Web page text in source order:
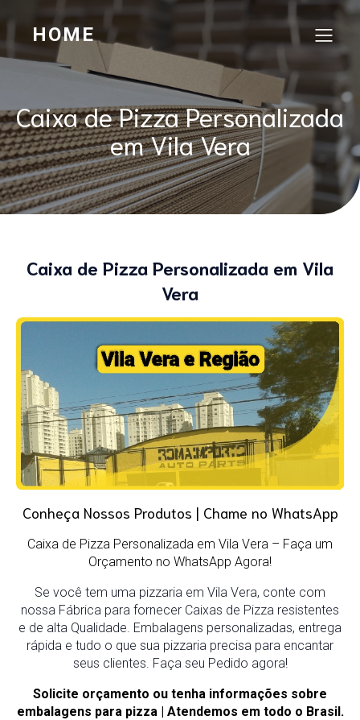
HOME
Caixa de Pizza Personalizada
em Vila Vera
Caixa de Pizza Personalizada em Vila
Vera
Conheça Nossos Produtos | Chame no WhatsApp
Caixa de Pizza Personalizada em Vila Vera – Faça um
Orçamento no WhatsApp Agora!
Se você tem uma pizzaria em Vila Vera, conte com
nossa Fábrica para fornecer Caixas de Pizza resistentes
e de alta Qualidade. Embalagens personalizadas, entrega
rápida e tudo o que sua pizzaria precisa para encantar
seus clientes. Faça seu Pedido agora!
Solicite orçamento ou tenha informações sobre
embalagens para pizza | Atendemos em todo o Brasil.